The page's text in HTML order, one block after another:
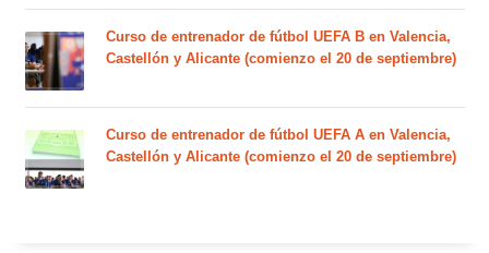
Curso de entrenador de fútbol UEFA B en Valencia,
Castellón y Alicante (comienzo el 20 de septiembre)
Curso de entrenador de fútbol UEFA A en Valencia,
Castellón y Alicante (comienzo el 20 de septiembre)